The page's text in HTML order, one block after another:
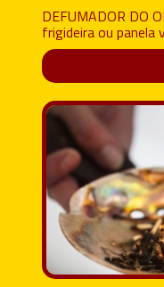
DEFUMADOR DO
frigideira ou panela